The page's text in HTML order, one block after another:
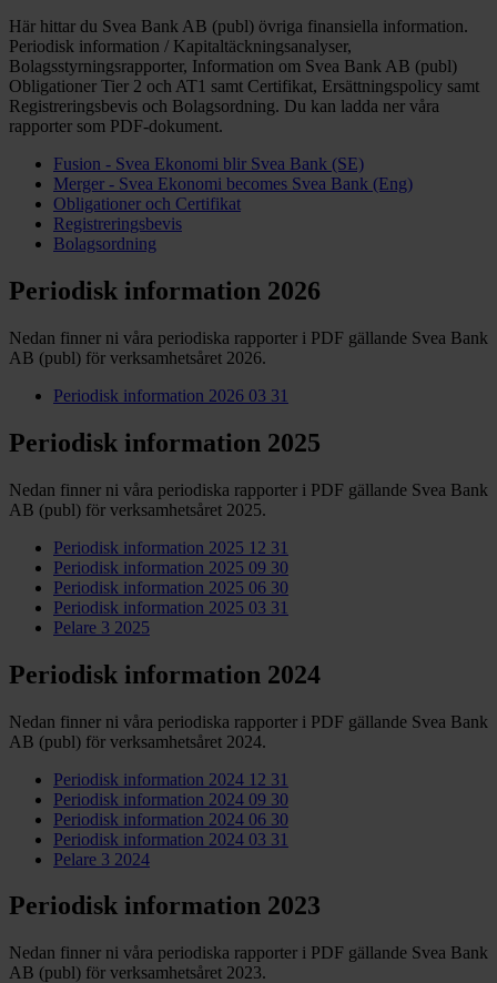
Här hittar du Svea Bank AB (publ) övriga finansiella information.
Periodisk information / Kapitaltäckningsanalyser,
Bolagsstyrningsrapporter, Information om Svea Bank AB (publ)
Obligationer Tier 2 och AT1 samt Certifikat, Ersättningspolicy samt
Registreringsbevis och Bolagsordning. Du kan ladda ner våra
rapporter som PDF-dokument.
Fusion - Svea Ekonomi blir Svea Bank (SE)
Merger - Svea Ekonomi becomes Svea Bank (Eng)
Obligationer och Certifikat
Registreringsbevis
Bolagsordning
Periodisk information 2026
Nedan finner ni våra periodiska rapporter i PDF gällande Svea Bank
AB (publ) för verksamhetsåret 2026.
Periodisk information 2026 03 31
Periodisk information 2025
Nedan finner ni våra periodiska rapporter i PDF gällande Svea Bank
AB (publ) för verksamhetsåret 2025.
Periodisk information 2025 12 31
Periodisk information 2025 09 30
Periodisk information 2025 06 30
Periodisk information 2025 03 31
Pelare 3 2025
Periodisk information 2024
Nedan finner ni våra periodiska rapporter i PDF gällande Svea Bank
AB (publ) för verksamhetsåret 2024.
Periodisk information 2024 12 31
Periodisk information 2024 09 30
Periodisk information 2024 06 30
Periodisk information 2024 03 31
Pelare 3 2024
Periodisk information 2023
Nedan finner ni våra periodiska rapporter i PDF gällande Svea Bank
AB (publ) för verksamhetsåret 2023.